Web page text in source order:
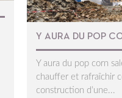
Y AURA DU POP
Y aura du pop corn
chauffer et rafraîchir
construction d’une...